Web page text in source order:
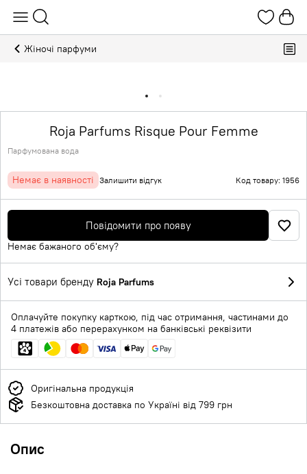
Жіночі парфуми
Roja Parfums Risque Pour Femme
Парфумована вода
Немає в наявності Залишити відгук Код товару: 1956
Повідомити про появу
Немає бажаного об'єму?
Усі товари бренду Roja Parfums
Оплачуйте покупку карткою, під час отримання, частинами до
4 платежів або перерахунком на банківські реквізити
Оригінальна продукція
Безкоштовна доставка по Україні від 799 грн
Опис